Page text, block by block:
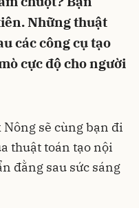
Những thuật
các công cụ tạo
cực độ cho người
sẽ cùng bạn đi
thuật toán tạo nội
đằng sau sức sáng